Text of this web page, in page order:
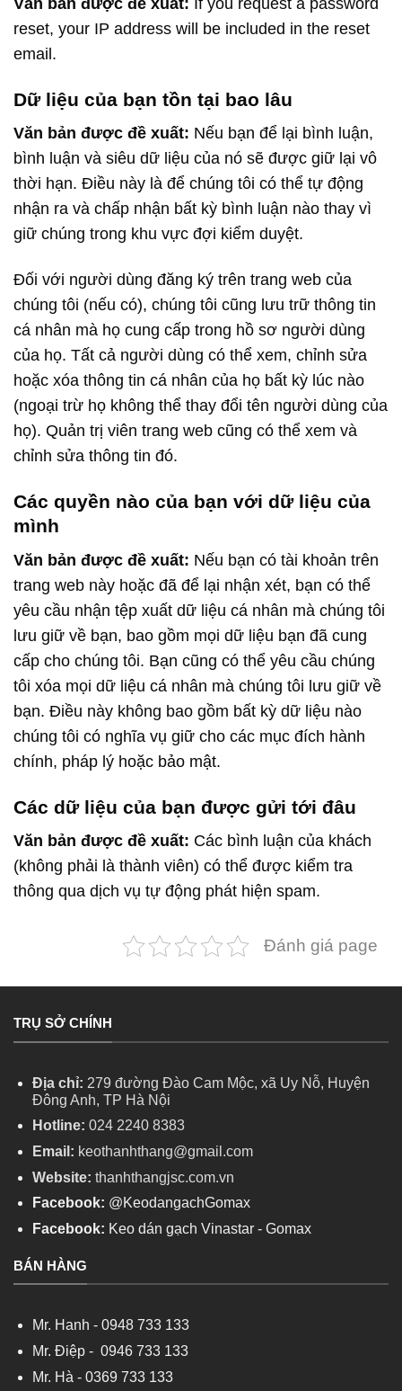
Văn bản được đề xuất: If you request a password
reset, your IP address will be included in the reset
email.
Dữ liệu của bạn tồn tại bao lâu
Văn bản được đề xuất: Nếu bạn để lại bình luận,
bình luận và siêu dữ liệu của nó sẽ được giữ lại vô
thời hạn. Điều này là để chúng tôi có thể tự động
nhận ra và chấp nhận bất kỳ bình luận nào thay vì
giữ chúng trong khu vực đợi kiểm duyệt.
Đối với người dùng đăng ký trên trang web của
chúng tôi (nếu có), chúng tôi cũng lưu trữ thông tin
cá nhân mà họ cung cấp trong hồ sơ người dùng
của họ. Tất cả người dùng có thể xem, chỉnh sửa
hoặc xóa thông tin cá nhân của họ bất kỳ lúc nào
(ngoại trừ họ không thể thay đổi tên người dùng của
họ). Quản trị viên trang web cũng có thể xem và
chỉnh sửa thông tin đó.
Các quyền nào của bạn với dữ liệu của
mình
Văn bản được đề xuất: Nếu bạn có tài khoản trên
trang web này hoặc đã để lại nhận xét, bạn có thể
yêu cầu nhận tệp xuất dữ liệu cá nhân mà chúng tôi
lưu giữ về bạn, bao gồm mọi dữ liệu bạn đã cung
cấp cho chúng tôi. Bạn cũng có thể yêu cầu chúng
tôi xóa mọi dữ liệu cá nhân mà chúng tôi lưu giữ về
bạn. Điều này không bao gồm bất kỳ dữ liệu nào
chúng tôi có nghĩa vụ giữ cho các mục đích hành
chính, pháp lý hoặc bảo mật.
Các dữ liệu của bạn được gửi tới đâu
Văn bản được đề xuất: Các bình luận của khách
(không phải là thành viên) có thể được kiểm tra
thông qua dịch vụ tự động phát hiện spam.
Đánh giá page
TRỤ SỞ CHÍNH
Địa chỉ: 279 đường Đào Cam Mộc, xã Uy Nỗ, Huyện
Đông Anh, TP Hà Nội
Hotline: 024 2240 8383
Email: keothanhthang@gmail.com
Website: thanhthangjsc.com.vn
Facebook: @KeodangachGomax
Facebook: Keo dán gạch Vinastar - Gomax
BÁN HÀNG
Mr. Hanh - 0948 733 133
Mr. Điệp - 0946 733 133
Mr. Hà - 0369 733 133